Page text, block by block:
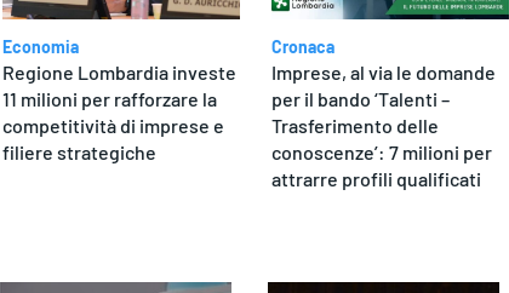
Economia
Regione Lombardia investe
11 milioni per rafforzare la
competitività di imprese e
filiere strategiche
Cronaca
Imprese, al via le domande
per il bando ‘Talenti –
Trasferimento delle
conoscenze’: 7 milioni per
attrarre profili qualificati